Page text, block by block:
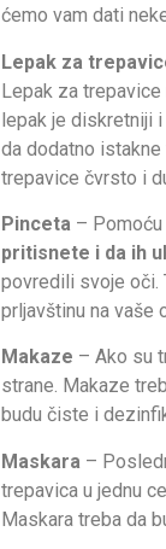
ćemo vam dati
Lepak za
Lepak za
lepak je diskretniji
da dodatno
trepavice čvrsto i
Pinceta– Pomoću
pritisnete i da ih
povredili svoje oči.
prljavštinu na vaše
Makaze – Ako su
strane. Makaze
budu čiste i
Maskara –
trepavica u jednu
Maskara treba da